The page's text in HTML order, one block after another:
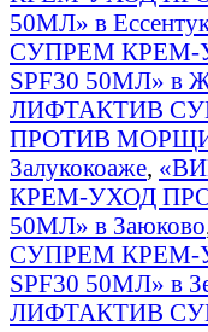
50МЛ» в
СУПРЕМ
SPF30 50МЛ» в
ЛИФТАКТИВ
ПРОТИВ
Залукокоаже,
КРЕМ-УХОД
50МЛ» в Заюково
СУПРЕМ
SPF30 50МЛ» в
ЛИФТАКТИВ